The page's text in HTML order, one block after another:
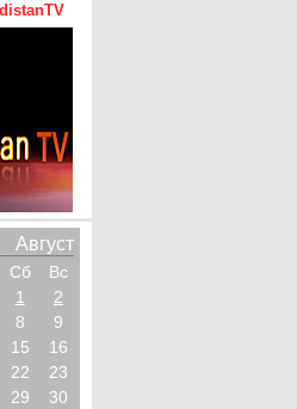
Август
Сб
Вс
1
2
8
9
15
16
22
23
29 30